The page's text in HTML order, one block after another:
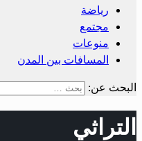
رياضة
مجتمع
منوعات
المسافات بين المدن
البحث عن:
التراثي